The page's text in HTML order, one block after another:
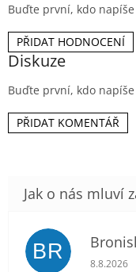
Buďte první, kdo
PŘIDAT HODNOCENÍ
Diskuze
Buďte první, kdo
PŘIDAT KOMENTÁŘ
BR
8.8.2026